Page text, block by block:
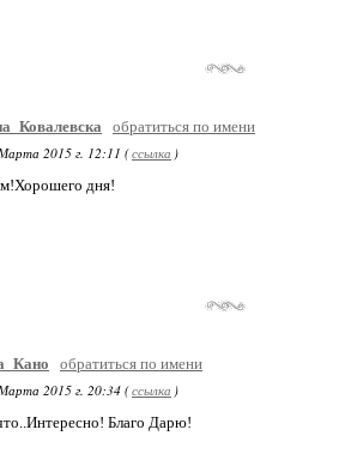
обратиться по имени
2015 г. 12:11 (ссылка )
дня!
обратиться по имени
2015 г. 20:34 (ссылка )
Благо Дарю!